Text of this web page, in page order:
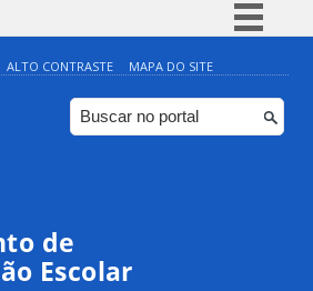
Simplifique!
Comunica BR
Participe
ALTO CONTRASTE MAPA DO SITE
de
Escolar